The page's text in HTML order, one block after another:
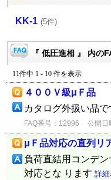
KK-1 (5件)
『 低圧進相 』 内の
11件中 1 - 10 件を表示
４００Ｖ級μＦ品
カタログ外扱い品
FAQ番号：12996 公開日
μＦ品対応の直列リ
負荷直結用コンデ
対応とな ります 詳